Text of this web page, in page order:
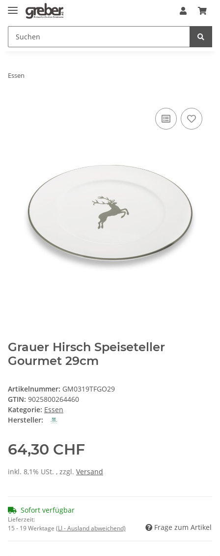
Essen
Grauer Hirsch Speiseteller
Gourmet 29cm
Artikelnummer: GM0319TFGO29
GTIN: 9025800264460
Kategorie: Essen
Hersteller:
64,30 CHF
inkl. 8,1% USt. , zzgl. Versand
Sofort verfügbar
Lieferzeit:
15 - 19 Werktage (LI - Ausland abweichend) Frage zum Artikel